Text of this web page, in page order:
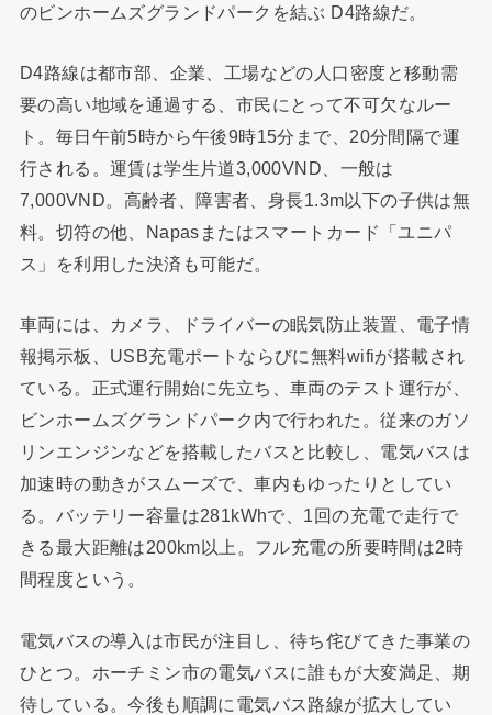
のビンホームズグランドパークを結ぶ D4路線だ。
D4路線は都市部、企業、工場などの人口密度と移動需
要の高い地域を通過する、市民にとって不可欠なルー
ト。毎日午前5時から午後9時15分まで、20分間隔で運
行される。運賃は学生片道3,000VND、一般は
7,000VND。高齢者、障害者、身長1.3m以下の子供は無
料。切符の他、Napasまたはスマートカード「ユニパ
ス」を利用した決済も可能だ。
車両には、カメラ、ドライバーの眠気防止装置、電子情
報掲示板、USB充電ポートならびに無料wifiが搭載され
ている。正式運行開始に先立ち、車両のテスト運行が、
ビンホームズグランドパーク内で行われた。従来のガソ
リンエンジンなどを搭載したバスと比較し、電気バスは
加速時の動きがスムーズで、車内もゆったりとしてい
る。バッテリー容量は281kWhで、1回の充電で走行で
きる最大距離は200km以上。フル充電の所要時間は2時
間程度という。
電気バスの導入は市民が注目し、待ち侘びてきた事業の
ひとつ。ホーチミン市の電気バスに誰もが大変満足、期
待している。今後も順調に電気バス路線が拡大してい